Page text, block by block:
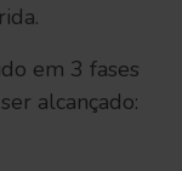
em 3 fases
alcançado: